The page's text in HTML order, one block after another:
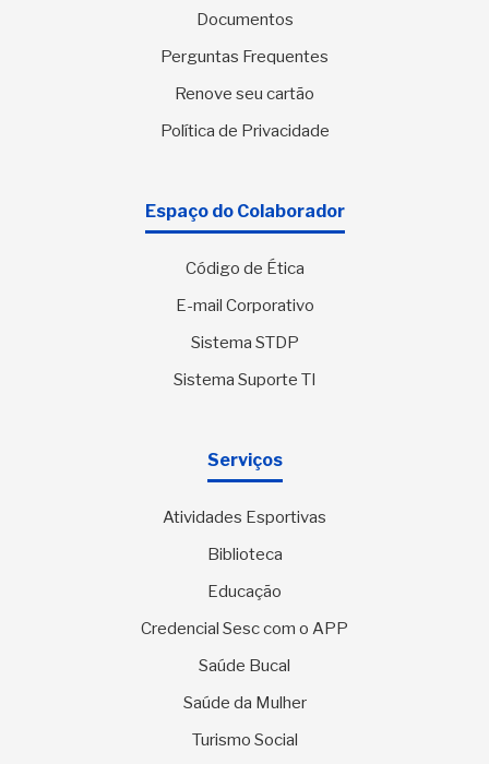
Documentos
Perguntas Frequentes
Renove seu cartão
Política de Privacidade
Espaço do Colaborador
Código de Ética
E-mail Corporativo
Sistema STDP
Sistema Suporte TI
Serviços
Atividades Esportivas
Biblioteca
Educação
Credencial Sesc com o APP
Saúde Bucal
Saúde da Mulher
Turismo Social